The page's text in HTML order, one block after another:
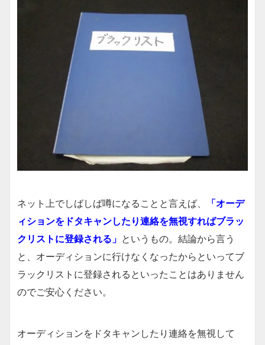
ネット上でしばしば噂になることと言えば、
「オーデ
ィションをドタキャンしたり連絡を無視すればブラッ
クリストに登録される」 というもの。結論から言う
と、オーディションに行けなくなったからといってブ
ラックリストに登録されるといったことはありません
のでご安心ください。
オーディションをドタキャンしたり連絡を無視して